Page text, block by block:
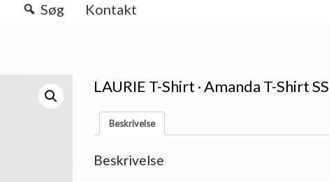
Søg
Kontakt
LAURIE T-Shirt · Amanda T-Shirt SS
Beskrivelse
Beskrivelse